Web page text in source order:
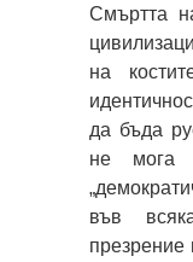
Смъртта
на
да бъда
не мога
във
презрение